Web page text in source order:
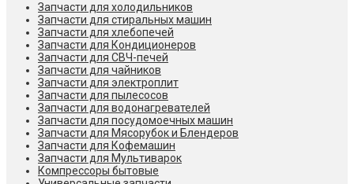
Запчасти для холодильников
Запчасти для стиральных машин
Запчасти для хлебопечей
Запчасти для Кондиционеров
Запчасти для СВЧ-печей
Запчасти для чайников
Запчасти для электроплит
Запчасти для пылесосов
Запчасти для водонагревателей
Запчасти для посудомоечных машин
Запчасти для Мясорубок и Блендеров
Запчасти для Кофемашин
Запчасти для Мультиварок
Компрессоры бытовые